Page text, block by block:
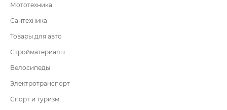
Мототехника
Сантехника
Товары для авто
Стройматериалы
Велосипеды
Электротранспорт
Спорт и туризм